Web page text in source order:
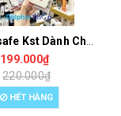
199.000₫
220.000₫
HẾT HÀNG